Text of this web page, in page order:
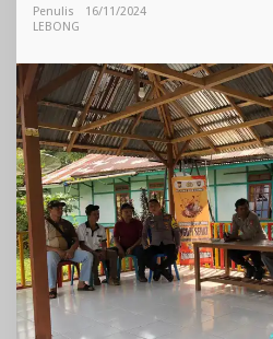
Tik
Penulis
16/11/2024
LEBONG